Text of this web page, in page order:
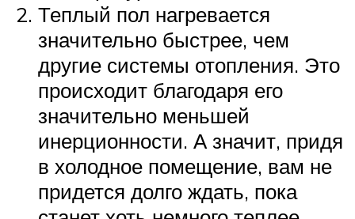
Теплый пол нагревается
значительно быстрее, чем
другие системы отопления. Это
происходит благодаря его
значительно меньшей
инерционности. А значит, придя
в холодное помещение, вам не
придется долго ждать, пока